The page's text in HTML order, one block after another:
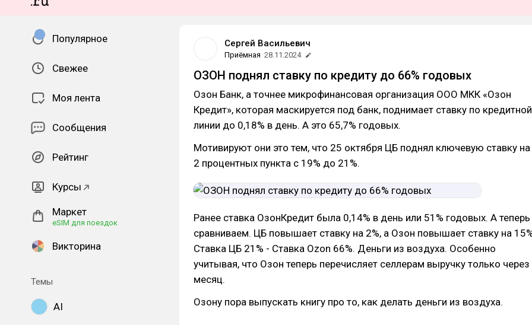
Популярное
Свежее
Моя лента
Сообщения
Рейтинг
Курсы
Маркет
eSIM для поездок
Викторина
Темы
AI
Сергей Васильевич
Приёмная 28.11.2024
ОЗОН поднял ставку по кредиту до 66% годовых
Озон Банк, а точнее микрофинансовая организация ООО МКК «Озон
Кредит», которая маскируется под банк, поднимает ставку по кредитной
линии до 0,18% в день. А это 65,7% годовых.
Мотивируют они это тем, что 25 октября ЦБ поднял ключевую ставку на
2 процентных пункта с 19% до 21%.
Ранее ставка ОзонКредит была 0,14% в день или 51% годовых. А теперь
сравниваем. ЦБ повышает ставку на 2%, а Озон повышает ставку на
Ставка ЦБ 21% - Ставка Ozon 66%. Деньги из воздуха. Особенно
учитывая, что Озон теперь перечисляет селлерам выручку только через
месяц.
Озону пора выпускать книгу про то, как делать деньги из воздуха.